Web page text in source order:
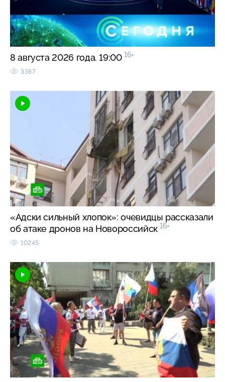
8 августа 2026 года. 19:00 16+
3387
«Адски сильный хлопок»: очевидцы рассказали
об атаке дронов на Новороссийск 16+
10245